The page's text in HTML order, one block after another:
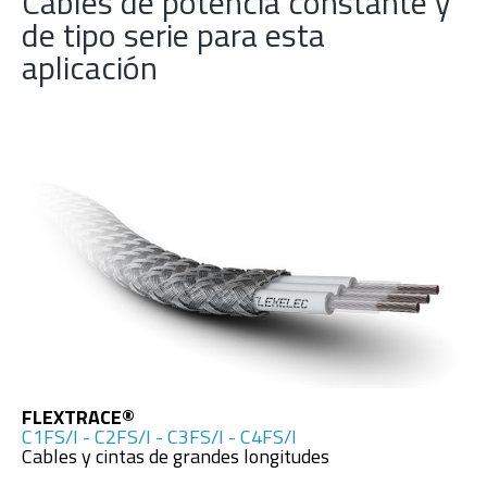
de tipo serie para esta
aplicación
FLEXTRACE®
C1FS/I - C2FS/I - C3FS/I - C4FS/I
Cables y cintas de grandes longitudes